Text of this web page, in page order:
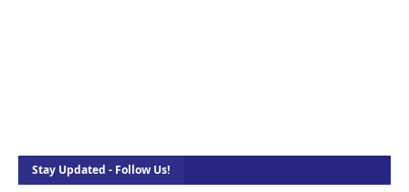
Stay Updated - Follow Us!